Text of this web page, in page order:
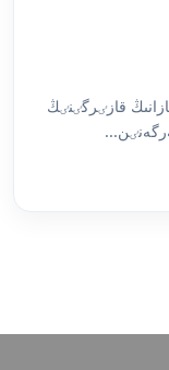
قازٸرگٸنٸڭ